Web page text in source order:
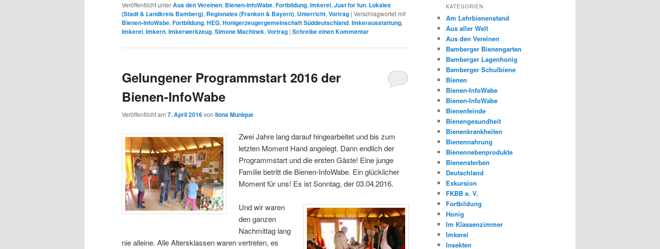
Veröffentlicht unterAus den Vereinen, Bienen-InfoWabe, Fortbildung, Imkerei, Just for fun, Lokales
(Stadt & Landkreis Bamberg), Regionales (Franken & Bayern), Unterricht, Vortrag | Verschlagwortet mit
Bienen-InfoWabe, Fortbildung, HEG, Honigerzeugergemeinschaft Süddeutschland, Imkerausstattung,
Imkerei, Imkern, Imkerwerkzeug, Simone Machinek, Vortrag | Schreibe einen Kommentar
Gelungener Programmstart 2016 der
Bienen-InfoWabe
Veröffentlicht am 7. April 2016von Ilona Munique
Zwei Jahre lang darauf hingearbeitet und bis zum
letzten Moment Hand angelegt. Dann endlich der
Programmstart und die ersten Gäste! Eine junge
Familie betritt die Bienen-InfoWabe. Ein glücklicher
Moment für uns! Es ist Sonntag, der 03.04.2016.
Und wir waren
den ganzen
Nachmittag lang
nie alleine. Alle Altersklassen waren vertreten, es
KATEGORIEN
Am Lehrbienenstand
Aus aller Welt
Aus den Vereinen
Bamberger Bienengarten
Bamberger Lagenhonig
Bamberger Schulbiene
Bienen
Bienen-InfoWabe
Bienen-InfoWabe
Bienenfeinde
Bienengesundheit
Bienenkrankheiten
Bienennahrung
Bienennebenprodukte
Bienensterben
Deutschland
Exkursion
FKBB e. V.
Fortbildung
Honig
Im Klassenzimmer
Imkerei
Insekten